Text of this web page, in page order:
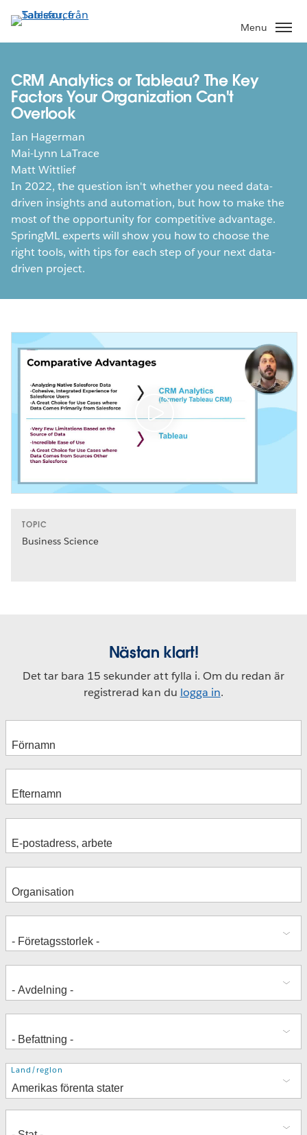
vidare
till
Menu
CRM Analytics or Tableau? The Key
Factors Your Organization Can't
Overlook
Ian Hagerman
Mai-Lynn LaTrace
Matt Wittlief
In 2022, the question isn't whether you need data-
driven insights and automation, but how to make the
most of the opportunity for competitive advantage.
SpringML experts will show you how to choose the
right tools, with tips for each step of your next data-
driven project.
TOPIC
Business Science
Nästan klart!
Det tar bara 15 sekunder att fylla i. Om du redan är
registrerad kan du logga in.
Adress
Land/region